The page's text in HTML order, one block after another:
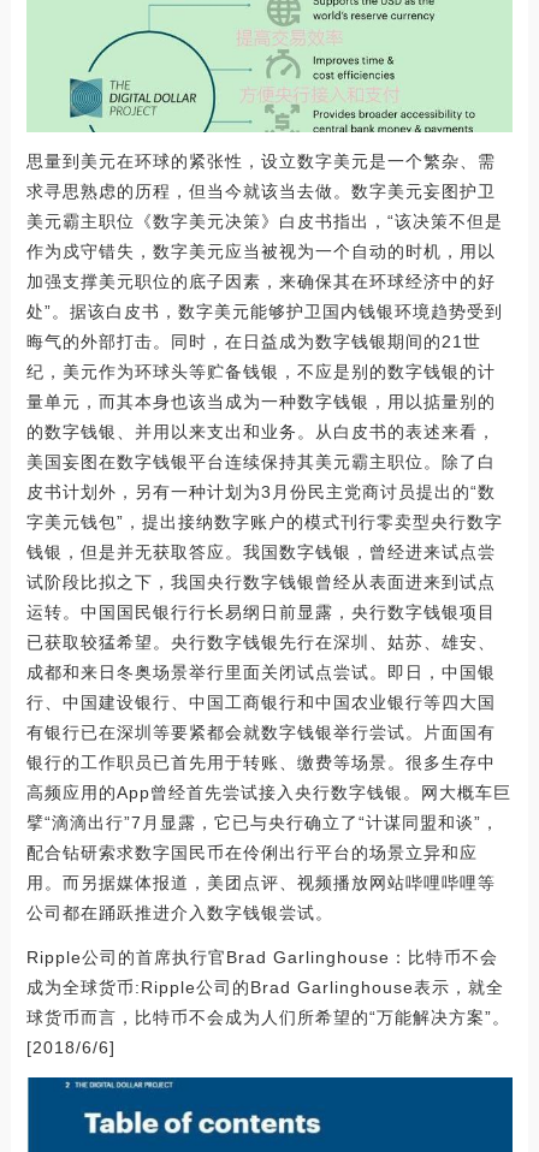
思量到美元在环球的紧张性，设立数字美元是一个繁杂、需
求寻思熟虑的历程，但当今就该当去做。数字美元妄图护卫
美元霸主职位《数字美元决策》白皮书指出，“该决策不但是
作为戍守错失，数字美元应当被视为一个自动的时机，用以
加强支撑美元职位的底子因素，来确保其在环球经济中的好
处”。据该白皮书，数字美元能够护卫国内钱银环境趋势受到
晦气的外部打击。同时，在日益成为数字钱银期间的21世
纪，美元作为环球头等贮备钱银，不应是别的数字钱银的计
量单元，而其本身也该当成为一种数字钱银，用以掂量别的
的数字钱银、并用以来支出和业务。从白皮书的表述来看，
美国妄图在数字钱银平台连续保持其美元霸主职位。除了白
皮书计划外，另有一种计划为3月份民主党商讨员提出的“数
字美元钱包”，提出接纳数字账户的模式刊行零卖型央行数字
钱银，但是并无获取答应。我国数字钱银，曾经进来试点尝
试阶段比拟之下，我国央行数字钱银曾经从表面进来到试点
运转。中国国民银行行长易纲日前显露，央行数字钱银项目
已获取较猛希望。央行数字钱银先行在深圳、姑苏、雄安、
成都和来日冬奥场景举行里面关闭试点尝试。即日，中国银
行、中国建设银行、中国工商银行和中国农业银行等四大国
有银行已在深圳等要紧都会就数字钱银举行尝试。片面国有
银行的工作职员已首先用于转账、缴费等场景。很多生存中
高频应用的App曾经首先尝试接入央行数字钱银。网大概车巨
擘“滴滴出行”7月显露，它已与央行确立了“计谋同盟和谈”，
配合钻研索求数字国民币在伶俐出行平台的场景立异和应
用。而另据媒体报道，美团点评、视频播放网站哔哩哔哩等
公司都在踊跃推进介入数字钱银尝试。
Ripple公司的首席执行官Brad Garlinghouse：比特币不会
成为全球货币:Ripple公司的Brad Garlinghouse表示，就全
球货币而言，比特币不会成为人们所希望的“万能解决方案”。
[2018/6/6]